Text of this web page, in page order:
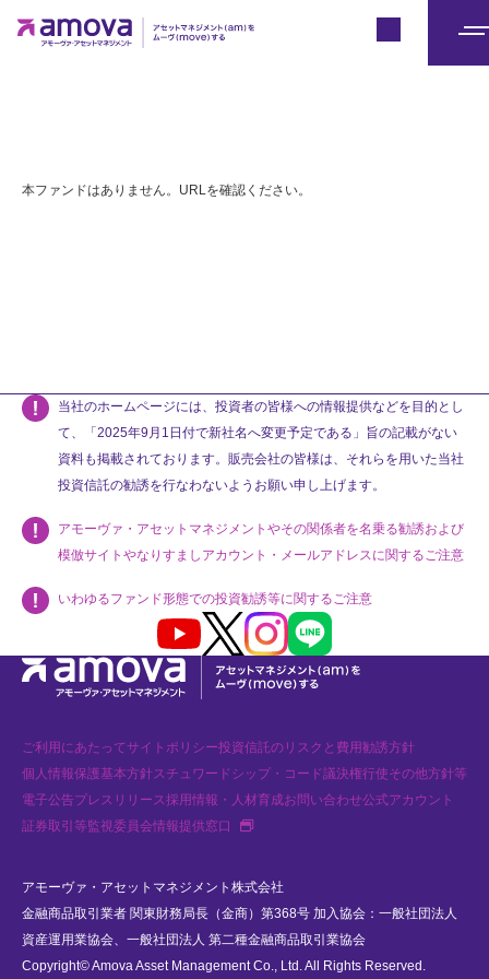
本ファンドはありません。URLを確認ください。
当社のホームページには、投資者の皆様への情報提供などを目的とし
て、「2025年9月1日付で新社名へ変更予定である」旨の記載がない
資料も掲載されております。販売会社の皆様は、それらを用いた当社
投資信託の勧誘を行なわないようお願い申し上げます。
アモーヴァ・アセットマネジメントやその関係者を名乗る勧誘および
模倣サイトやなりすましアカウント・メールアドレスに関するご注意
いわゆるファンド形態での投資勧誘等に関するご注意
Youtube X InstagramLINE
ご利用にあたってサイトポリシー投資信託のリスクと費用勧誘方針
個人情報保護基本方針スチュワードシップ・コード議決権行使その他方針等
電子公告プレスリリース採用情報・人材育成お問い合わせ公式アカウント
証券取引等監視委員会情報提供窓口
新規タブで開く
アモーヴァ・アセットマネジメント株式会社
金融商品取引業者 関東財務局長（金商）第368号 加入協会：一般社団法人
資産運用業協会、一般社団法人 第二種金融商品取引業協会
Copyright© Amova Asset Management Co., Ltd. All Rights Reserved.